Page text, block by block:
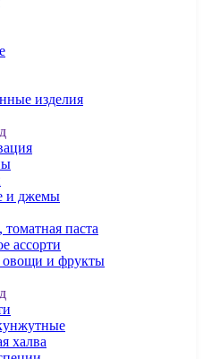
изделия
и джемы
паста
ассорти
и фрукты
халва